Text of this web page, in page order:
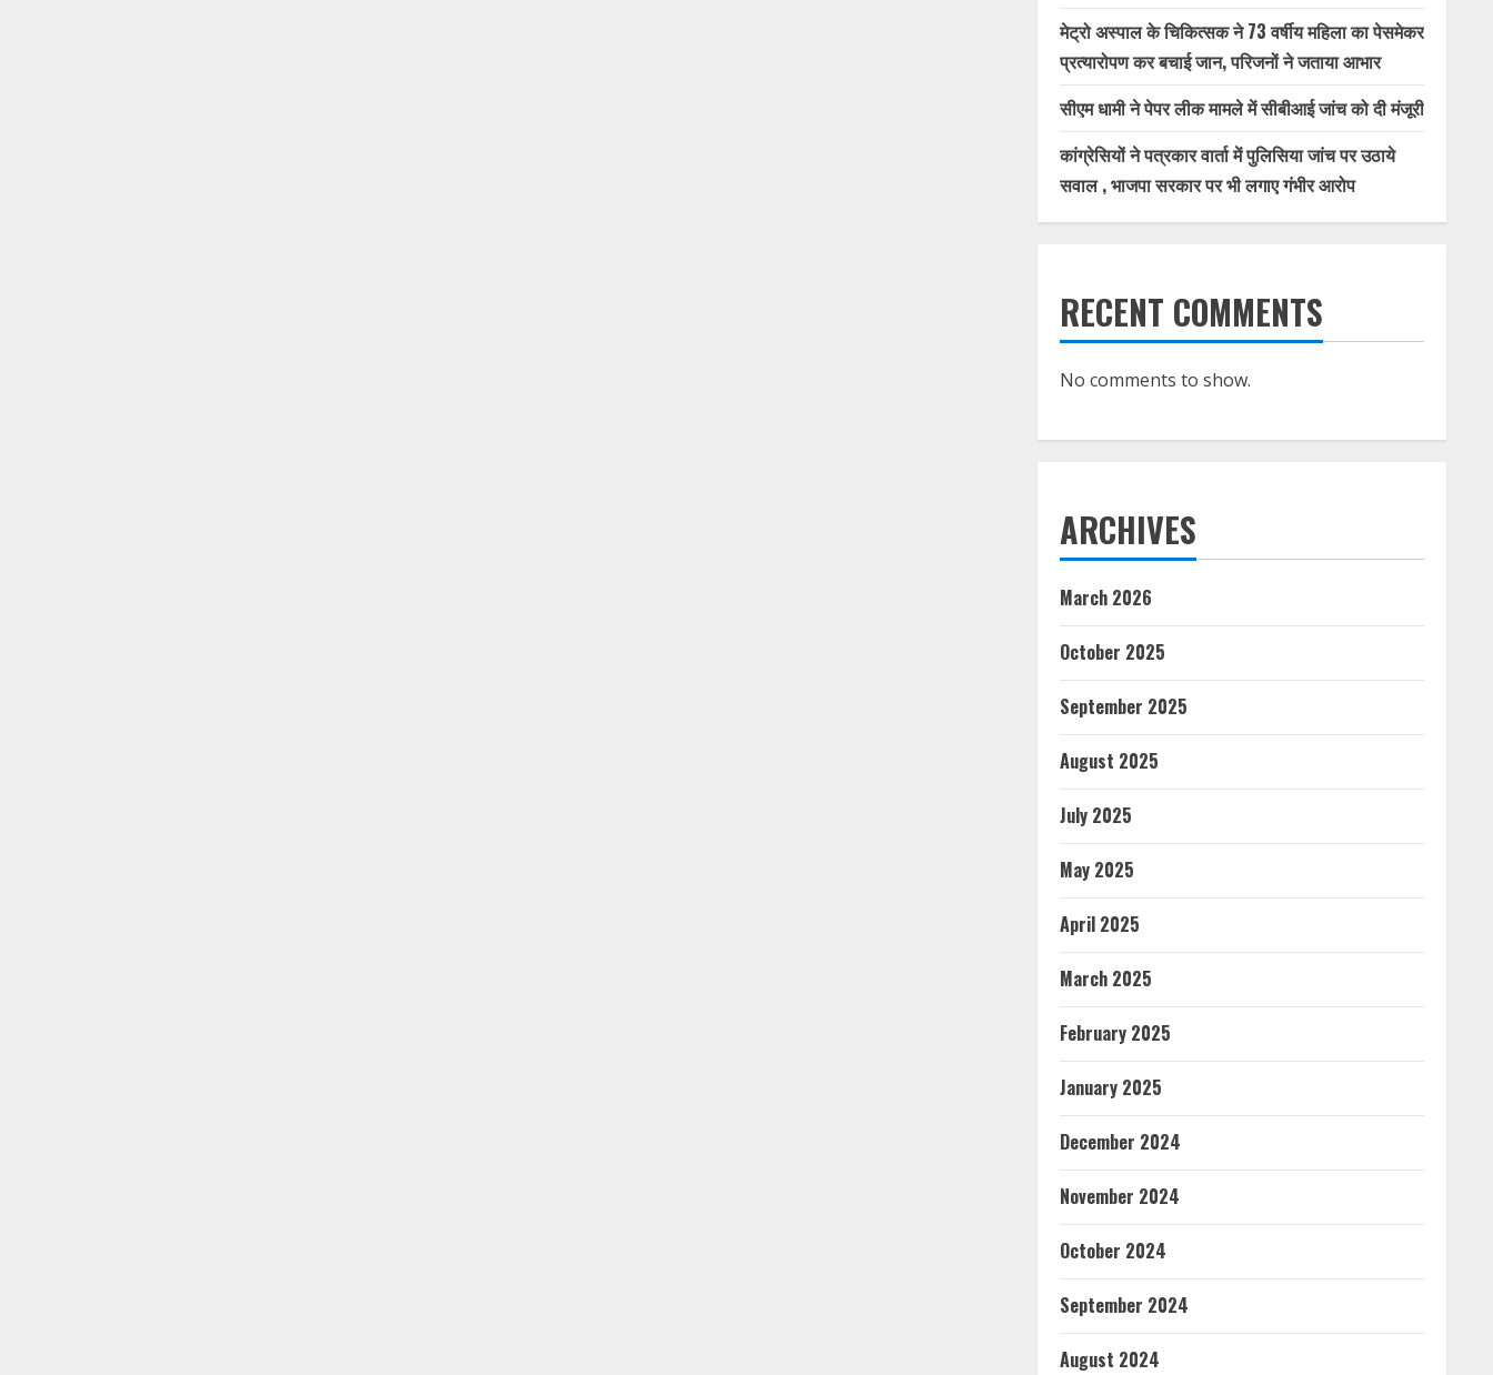
मेट्रो अस्पाल के चिकित्सक ने 73 वर्षीय महिला का पेसमेकर
प्रत्यारोपण कर बचाई जान, परिजनों ने जताया आभार
सीएम धामी ने पेपर लीक मामले में सीबीआई जांच को दी मंजूरी
कांग्रेसियों ने पत्रकार वार्ता में पुलिसिया जांच पर उठाये
सवाल , भाजपा सरकार पर भी लगाए गंभीर आरोप
RECENT COMMENTS
No comments to show.
ARCHIVES
March 2026
October 2025
September 2025
August 2025
July 2025
May 2025
April 2025
March 2025
February 2025
January 2025
December 2024
November 2024
October 2024
September 2024
August 2024